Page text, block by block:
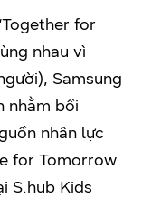
for
nhau vì
Samsung
nhằm bồi
nhân lực
for Tomorrow
S.hub Kids